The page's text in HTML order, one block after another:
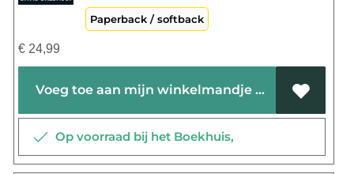
Paperback / softback
€24,99
Voeg toe aan mijn winkelmandje
Op voorraad bij het Boekhuis,